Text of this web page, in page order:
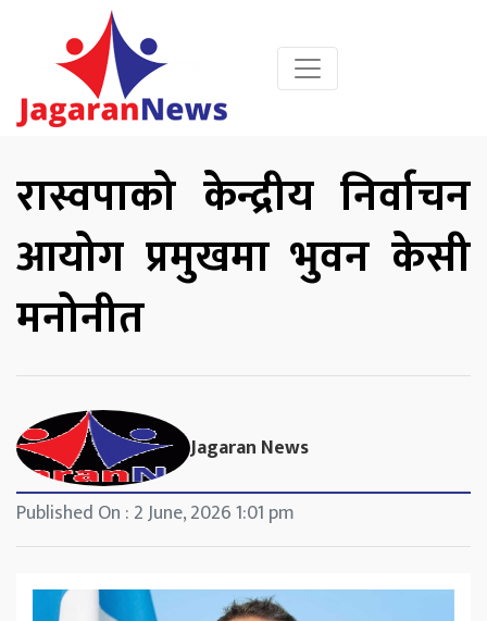
रास्वपाको केन्द्रीय निर्वाचन
आयोग प्रमुखमा भुवन केसी
मनोनीत
Jagaran News
Published On : 2 June, 2026 1:01 pm